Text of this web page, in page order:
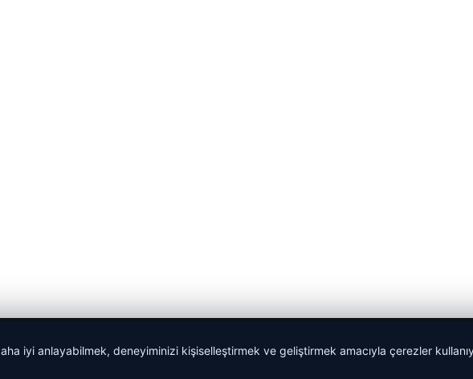
daha iyi anlayabilmek, deneyiminizi kişiselleştirmek ve geliştirmek amacıyla çerezler